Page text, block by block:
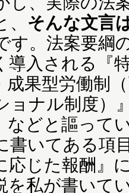
そんな文言
す。法案要綱
導入される『
成果型労働制
ョナル制度）
などと謳って
書いてある項
応じた報酬』
を私が書いて